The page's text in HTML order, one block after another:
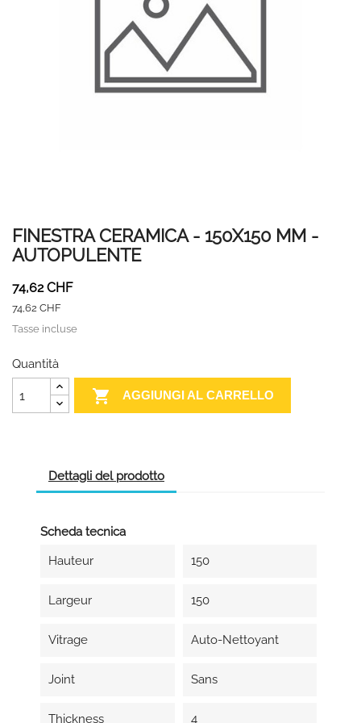
FINESTRA CERAMICA - 150X150 MM -
AUTOPULENTE
74,62 CHF
74,62 CHF
Tasse incluse
Quantità
 AGGIUNGI AL CARRELLO
Dettagli del prodotto
Scheda tecnica
Hauteur
150
Largeur 150
Vitrage Auto-Nettoyant
Joint Sans
Thickness 4